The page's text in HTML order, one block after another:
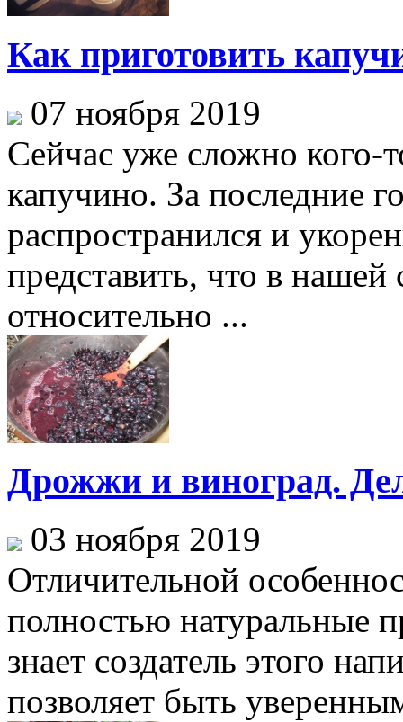
Как приготовить
07 ноября 2019
Сейчас уже сложно
капучино. За последние
распространился и
представить, что в нашей
относительно ...
Дрожжи и виноград.
03 ноября 2019
Отличительной
полностью натуральные
знает создатель этого
позволяет быть